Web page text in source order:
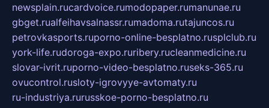
newsplain.rucardvoice.rumodopaper.rumanunae.ru
gbget.rualfeihavsalnassr.rumadoma.rutajuncos.ru
petrovkasports.ruporno-online-besplatno.rusplclub.ru
york-life.rudoroga-expo.ruribery.rucleanmedicine.ru
slovar-ivrit.ruporno-video-besplatno.ruseks-365.ru
ovucontrol.rusloty-igrovyye-avtomaty.ru
ru-industriya.rurusskoe-porno-besplatno.ru